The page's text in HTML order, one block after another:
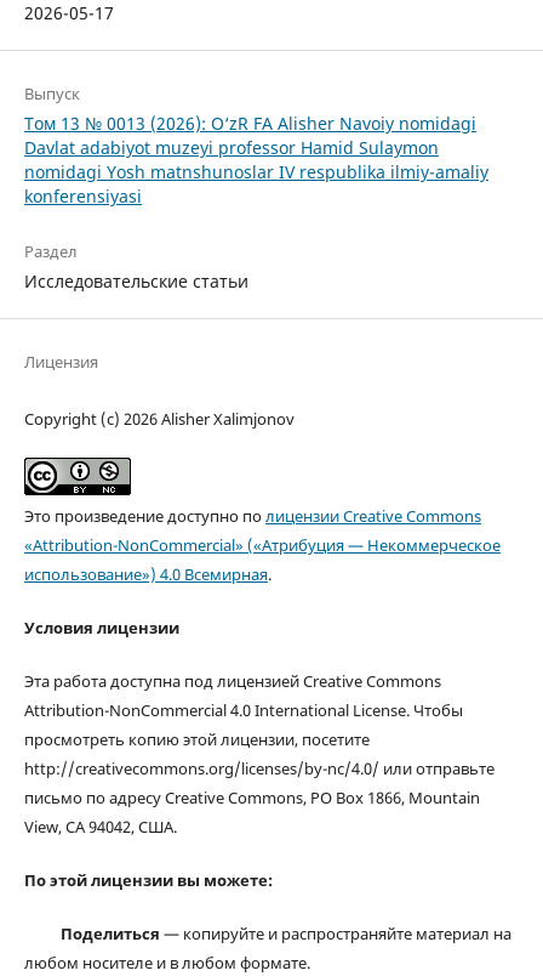
2026-05-17
Выпуск
Том 13 № 0013 (2026): O‘zR FA Alisher Navoiy nomidagi
Davlat adabiyot muzeyi professor Hamid Sulaymon
nomidagi Yosh matnshunoslar IV respublika ilmiy-amaliy
konferensiyasi
Раздел
Исследовательские статьи
Лицензия
Copyright (c) 2026 Alisher Xalimjonov
Это произведение доступно полицензии Creative Commons
«Attribution-NonCommercial» («Атрибуция — Некоммерческое
использование») 4.0 Всемирная.
Условия лицензии
Эта работа доступна под лицензией Creative Commons
Attribution-NonCommercial 4.0 International License. Чтобы
просмотреть копию этой лицензии, посетите
http://creativecommons.org/licenses/by-nc/4.0/ или отправьте
письмо по адресу Creative Commons, PO Box 1866, Mountain
View, CA 94042, США.
По этой лицензии вы можете:
Поделиться — копируйте и распространяйте материал на
любом носителе и в любом формате.